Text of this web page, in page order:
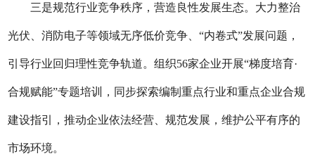
三是规范行业竞争秩序，营造良性发展生态。 大力整治
光伏、消防电子等领域无序低价竞争、“内卷式”发展问题，
引导行业回归理性竞争轨道。组织56家企业开展“梯度培育·
合规赋能”专题培训，同步探索编制重点行业和重点企业合规
建设指引，推动企业依法经营、规范发展，维护公平有序的
市场环境。